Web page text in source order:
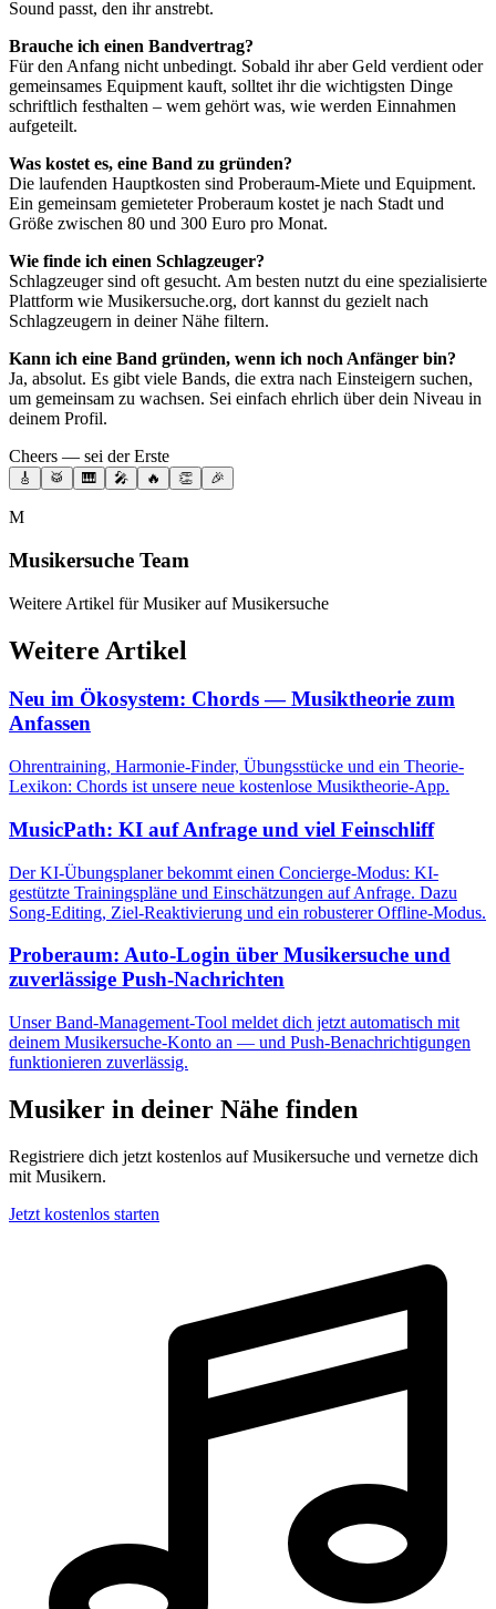
Sound passt, den ihr anstrebt.
Brauche ich einen Bandvertrag?
Für den Anfang nicht unbedingt. Sobald ihr aber Geld verdient oder
gemeinsames Equipment kauft, solltet ihr die wichtigsten Dinge
schriftlich festhalten – wem gehört was, wie werden Einnahmen
aufgeteilt.
Was kostet es, eine Band zu gründen?
Die laufenden Hauptkosten sind Proberaum-Miete und Equipment.
Ein gemeinsam gemieteter Proberaum kostet je nach Stadt und
Größe zwischen 80 und 300 Euro pro Monat.
Wie finde ich einen Schlagzeuger?
Schlagzeuger sind oft gesucht. Am besten nutzt du eine spezialisierte
Plattform wie Musikersuche.org, dort kannst du gezielt nach
Schlagzeugern in deiner Nähe filtern.
Kann ich eine Band gründen, wenn ich noch Anfänger bin?
Ja, absolut. Es gibt viele Bands, die extra nach Einsteigern suchen,
um gemeinsam zu wachsen. Sei einfach ehrlich über dein Niveau in
deinem Profil.
Cheers — sei der Erste
🎸 🥁 🎹 🎤 🔥 👏 🎉
M
Musikersuche Team
Weitere Artikel für Musiker auf Musikersuche
Weitere Artikel
Neu im Ökosystem: Chords — Musiktheorie zum
Anfassen
Ohrentraining, Harmonie-Finder, Übungsstücke und ein Theorie-
Lexikon: Chords ist unsere neue kostenlose Musiktheorie-App.
MusicPath: KI auf Anfrage und viel Feinschliff
Der KI-Übungsplaner bekommt einen Concierge-Modus: KI-
gestützte Trainingspläne und Einschätzungen auf Anfrage. Dazu
Song-Editing, Ziel-Reaktivierung und ein robusterer Offline-Modus.
Proberaum: Auto-Login über Musikersuche und
zuverlässige Push-Nachrichten
Unser Band-Management-Tool meldet dich jetzt automatisch mit
deinem Musikersuche-Konto an — und Push-Benachrichtigungen
funktionieren zuverlässig.
Musiker in deiner Nähe finden
Registriere dich jetzt kostenlos auf Musikersuche und vernetze dich
mit Musikern.
Jetzt kostenlos starten